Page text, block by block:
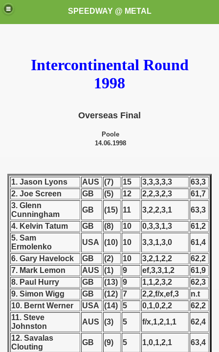
SPEEDWAY @ METAL
Intercontinental Round
1998
Overseas Final
Poole
14.06.1998
1. Jason Lyons AUS (7) 15 3,3,3,3,3
63,3
2. Joe Screen
GB (5) 12 2,2,3,2,3
61,7
3. Glenn
Cunningham
GB (15) 11 3,2,2,3,1
63,3
4. Kelvin Tatum
GB (8) 10 0,3,3,1,3
61,2
5. Sam
Ermolenko
USA (10) 10 3,3,1,3,0
61,4
6. Gary Havelock
GB (2) 10 3,2,1,2,2
62,2
7. Mark Lemon
AUS (1) 9 ef,3,3,1,2
61,9
8. Paul Hurry
GB (13) 9 1,1,2,3,2
62,3
9. Simon Wigg
GB (12) 7 2,2,f/x,ef,3
n.t
10. Bernt Werner
USA (14) 5 0,1,0,2,2
62,2
11. Steve
Johnston
AUS (3) 5 f/x,1,2,1,1
62,4
12. Savalas
Clouting
GB (9) 5 1,0,1,2,1
63,4
these speedway programms)
(My speedway programmes to exchange or sale)
1946